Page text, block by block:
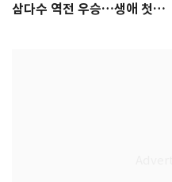
삼다수 역전 우승…생애 첫승